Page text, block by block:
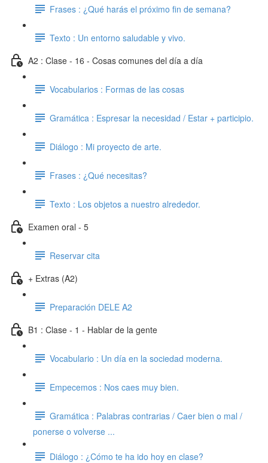
Frases : ¿Qué harás el próximo fin de semana?
Texto : Un entorno saludable y vivo.
A2 : Clase - 16 - Cosas comunes del día a día
Vocabularios : Formas de las cosas
Gramática : Espresar la necesidad / Estar + participio.
Diálogo : Mi proyecto de arte.
Frases : ¿Qué necesitas?
Texto : Los objetos a nuestro alrededor.
Examen oral - 5
Reservar cita
+ Extras (A2)
Preparación DELE A2
B1 : Clase - 1 - Hablar de la gente
Vocabulario : Un día en la sociedad moderna.
Empecemos : Nos caes muy bien.
Gramática : Palabras contrarias / Caer bien o mal /
ponerse o volverse ...
Diálogo : ¿Cómo te ha ido hoy en clase?